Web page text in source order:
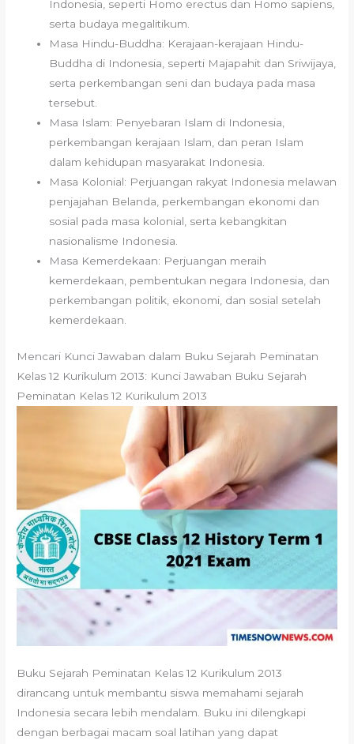
Indonesia, seperti Homo erectus dan Homo sapiens,
serta budaya megalitikum.
Masa Hindu-Buddha: Kerajaan-kerajaan Hindu-
Buddha di Indonesia, seperti Majapahit dan Sriwijaya,
serta perkembangan seni dan budaya pada masa
tersebut.
Masa Islam: Penyebaran Islam di Indonesia,
perkembangan kerajaan Islam, dan peran Islam
dalam kehidupan masyarakat Indonesia.
Masa Kolonial: Perjuangan rakyat Indonesia melawan
penjajahan Belanda, perkembangan ekonomi dan
sosial pada masa kolonial, serta kebangkitan
nasionalisme Indonesia.
Masa Kemerdekaan: Perjuangan meraih
kemerdekaan, pembentukan negara Indonesia, dan
perkembangan politik, ekonomi, dan sosial setelah
kemerdekaan.
Mencari Kunci Jawaban dalam Buku Sejarah Peminatan
Kelas 12 Kurikulum 2013: Kunci Jawaban Buku Sejarah
Peminatan Kelas 12 Kurikulum 2013
Buku Sejarah Peminatan Kelas 12 Kurikulum 2013
dirancang untuk membantu siswa memahami sejarah
Indonesia secara lebih mendalam. Buku ini dilengkapi
dengan berbagai macam soal latihan yang dapat